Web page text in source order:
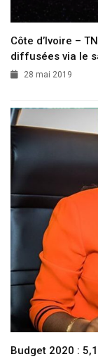
Côte d’Ivoire –
diffusées via le
28 mai 2019
Budget 2020 :